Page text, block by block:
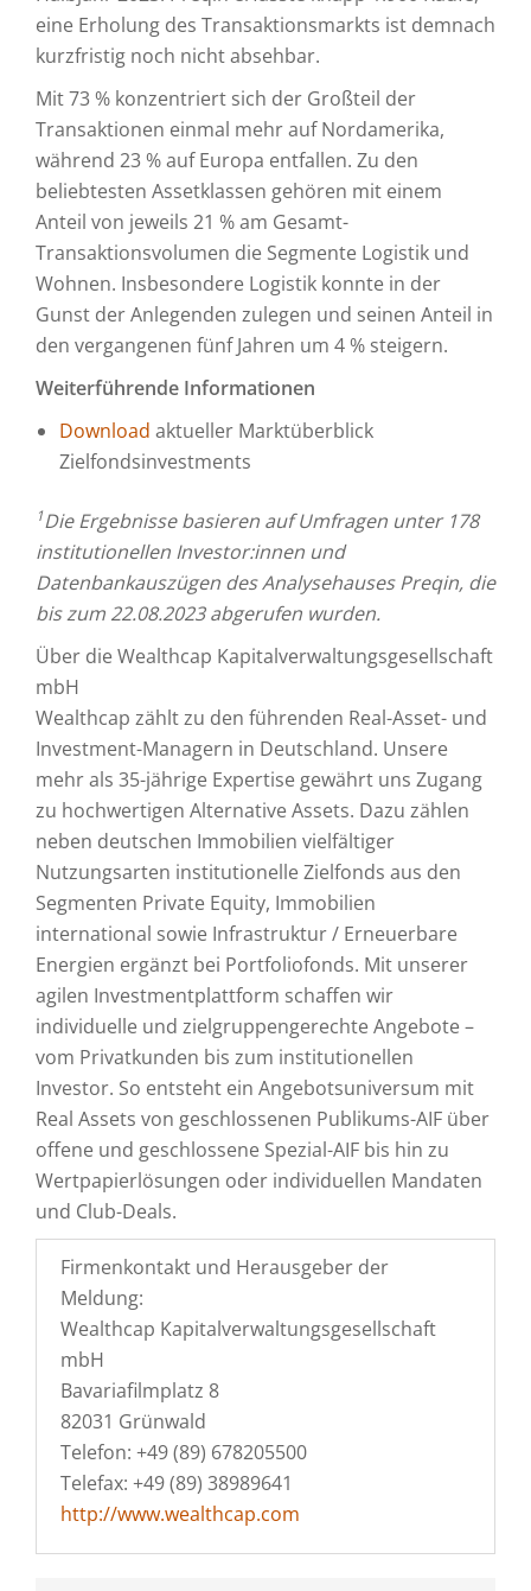
eine Erholung des Transaktionsmarkts ist demnach
kurzfristig noch nicht absehbar.
Mit 73 % konzentriert sich der Großteil der
Transaktionen einmal mehr auf Nordamerika,
während 23 % auf Europa entfallen. Zu den
beliebtesten Assetklassen gehören mit einem
Anteil von jeweils 21 % am Gesamt-
Transaktionsvolumen die Segmente Logistik und
Wohnen. Insbesondere Logistik konnte in der
Gunst der Anlegenden zulegen und seinen Anteil in
den vergangenen fünf Jahren um 4 % steigern.
Weiterführende Informationen
Download aktueller Marktüberblick
Zielfondsinvestments
1Die Ergebnisse basieren auf Umfragen unter 178
institutionellen Investor:innen und
Datenbankauszügen des Analysehauses Preqin, die
bis zum 22.08.2023 abgerufen wurden.
Über die Wealthcap Kapitalverwaltungsgesellschaft
mbH
Wealthcap zählt zu den führenden Real-Asset- und
Investment-Managern in Deutschland. Unsere
mehr als 35-jährige Expertise gewährt uns Zugang
zu hochwertigen Alternative Assets. Dazu zählen
neben deutschen Immobilien vielfältiger
Nutzungsarten institutionelle Zielfonds aus den
Segmenten Private Equity, Immobilien
international sowie Infrastruktur / Erneuerbare
Energien ergänzt bei Portfoliofonds. Mit unserer
agilen Investmentplattform schaffen wir
individuelle und zielgruppengerechte Angebote –
vom Privatkunden bis zum institutionellen
Investor. So entsteht ein Angebotsuniversum mit
Real Assets von geschlossenen Publikums-AIF über
offene und geschlossene Spezial-AIF bis hin zu
Wertpapierlösungen oder individuellen Mandaten
und Club-Deals.
Firmenkontakt und Herausgeber der
Meldung:
Wealthcap Kapitalverwaltungsgesellschaft
mbH
Bavariafilmplatz 8
82031 Grünwald
Telefon: +49 (89) 678205500
Telefax: +49 (89) 38989641
http://www.wealthcap.com